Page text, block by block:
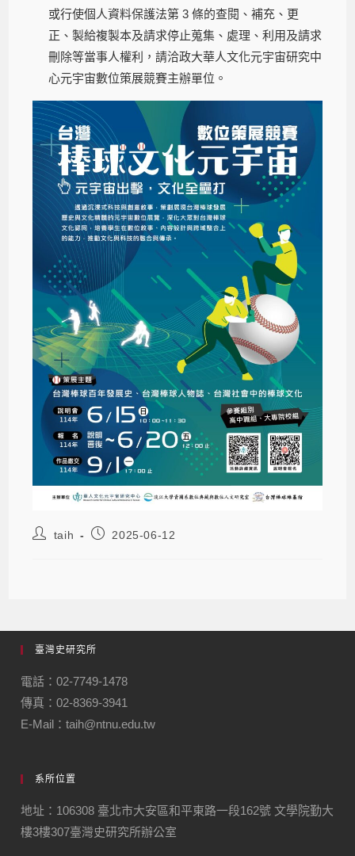
或行使個人資料保護法第 3 條的查閱、補充、更
正、製給複製本及請求停止蒐集、處理、利用及請求
刪除等當事人權利，請洽政大華人文化元宇宙研究中
心元宇宙數位策展競賽主辦單位。
taih 2025-06-12
臺灣史研究所
電話：02-7749-1478
傳真：02-8369-3941
E-Mail：taih@ntnu.edu.tw
系所位置
地址：106308 臺北市大安區和平東路一段162號 文學院勤大
樓3樓307臺灣史研究所辦公室